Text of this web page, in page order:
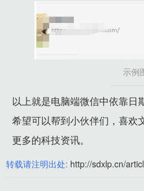
示例
以上就是电脑端微信中依靠日
希望可以帮到小伙伴们，喜欢
更多的科技资讯。
转载请注明出处: http://sdxlp.cn/